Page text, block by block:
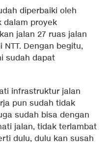
diperbaiki oleh
dalam proyek
jalan 27 ruas jalan
Dengan begitu,
sudah dapat
infrastruktur jalan
pun sudah tidak
sudah bisa dengan
jalan, tidak terlambat
dulu, dulu kan susah